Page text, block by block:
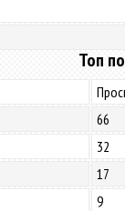
Топ
66
32
17
9